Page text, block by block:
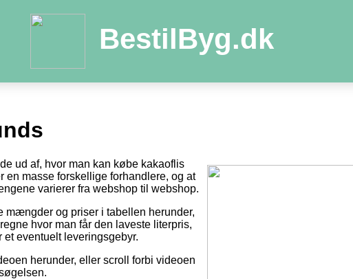
BestilByg.dk
ud af, hvor man kan købe kakaoflis
en masse forskellige forhandlere, og at
varierer fra webshop til webshop.
mængder og priser i tabellen herunder,
hvor man får den laveste literpris,
et eventuelt leveringsgebyr.
herunder, eller scroll forbi videoen